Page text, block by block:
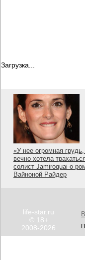
Загрузка...
«У нее огромная
вечно хотела
солист Jamiroquai о
Вайноной Райдер
life-star.ru
© 18+
2008-2026